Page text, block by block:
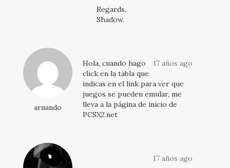
Regards,
Shadow.
arnando
17 años ago
Hola, cuando hago
click en la tabla que
indicas en el link para ver que
juegos se pueden emular, me
lleva a la página de inicio de
PCSX2.net
17 años ago